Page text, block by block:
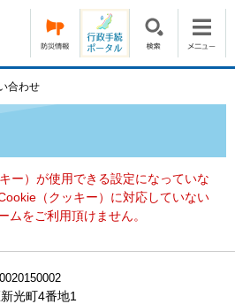
合わせ
ー）が使用できる設定になっていな
（クッキー）に対応していない
ムをご利用頂けません。
光町4番地1